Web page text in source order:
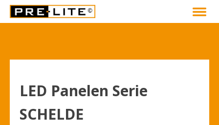
LED Panelen Serie
SCHELDE